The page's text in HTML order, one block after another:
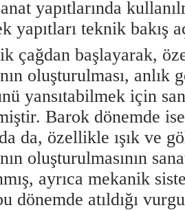
yapıtlarında
yapıtları teknik bakış
çağdan başlayarak,
oluşturulması,
yansıtabilmek için
Barok dönemde
da, özellikle ışık ve
oluşturulmasının
ayrıca mekanik
dönemde atıldığı